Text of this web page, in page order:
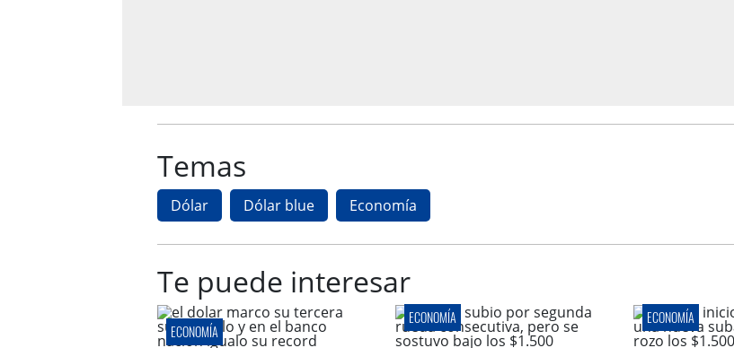
Temas
Dólar Dólar blue Economía
Te puede interesar
ECONOMÍA
ECONOMÍA ECONOMÍA